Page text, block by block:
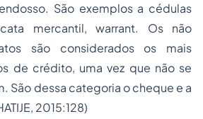
São exemplos a cédulas
mercantil, warrant. Os não
são considerados os mais
de crédito, uma vez que não se
São dessa categoria o cheque e a
2015:128)